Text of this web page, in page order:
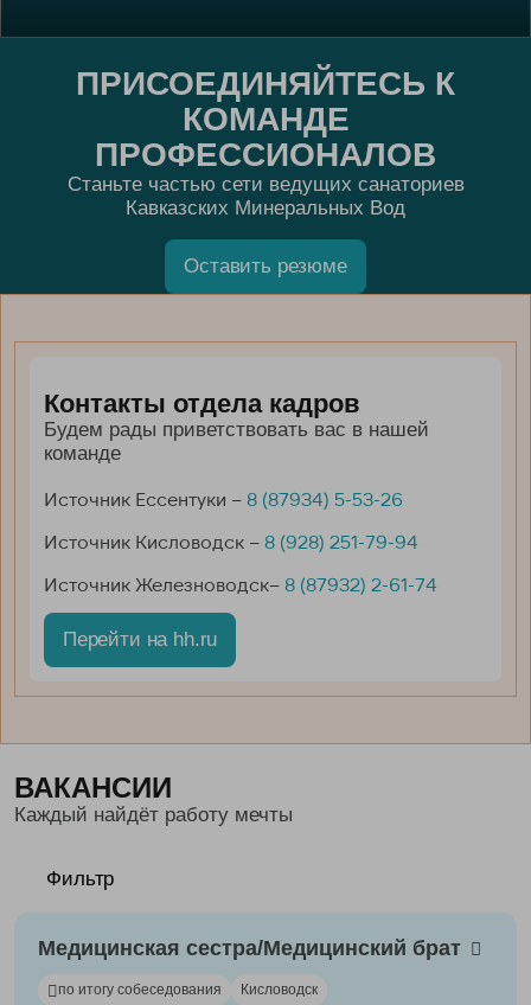
ПРИСОЕДИНЯЙТЕСЬ К
КОМАНДЕ
ПРОФЕССИОНАЛОВ
Станьте частью сети ведущих санаториев
Кавказских Минеральных Вод
Оставить резюме
Контакты отдела кадров
Будем рады приветствовать вас в нашей
команде
Источник Ессентуки – 8 (87934) 5-53-26
Источник Кисловодск – 8 (928) 251-79-94
Источник Железноводск– 8 (87932) 2-61-74
Перейти на hh.ru
ВАКАНСИИ
Каждый найдёт работу мечты
Фильтр
Медицинская сестра/Медицинский брат
по итогу собеседования Кисловодск
Частые вопросы